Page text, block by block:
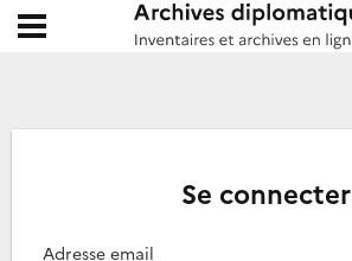
Archives diplomatiques
Ouvrir le menu déroulant
Se connecter
Adresse email